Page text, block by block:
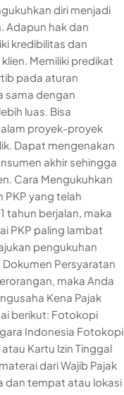
diri menjadi
Adapun hak dan
kredibilitas dan
Memiliki predikat
pada aturan
sama dengan
luas. Bisa
proyek-proyek
Dapat mengenakan
akhir sehingga
Cara Mengukuhkan
PKP yang telah
tahun berjalan, maka
PKP paling lambat
pengukuhan
Dokumen Persyaratan
maka Anda
Kena Pajak
berikut: Fotokopi
Indonesia Fotokopi
Kartu Izin Tinggal
dari Wajib Pajak
dan tempat atau lokasi